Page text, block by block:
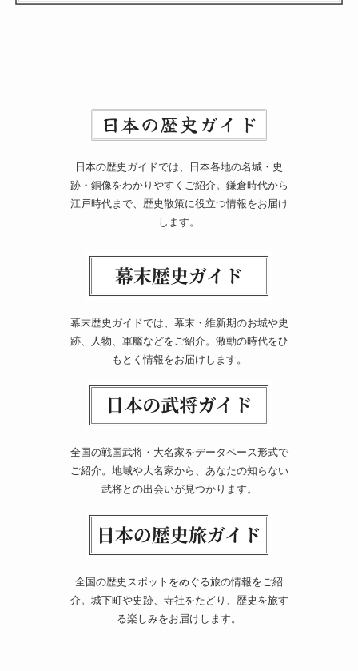
日本の歴史ガイドでは、日本各地の名城・史
跡・銅像をわかりやすくご紹介。鎌倉時代から
江戸時代まで、歴史散策に役立つ情報をお届け
します。
幕末歴史ガイドでは、幕末・維新期のお城や史
跡、人物、軍艦などをご紹介。激動の時代をひ
もとく情報をお届けします。
全国の戦国武将・大名家をデータベース形式で
ご紹介。地域や大名家から、あなたの知らない
武将との出会いが見つかります。
全国の歴史スポットをめぐる旅の情報をご紹
介。城下町や史跡、寺社をたどり、歴史を旅す
る楽しみをお届けします。